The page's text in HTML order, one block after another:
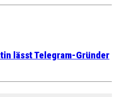
lässt Telegram-Gründer